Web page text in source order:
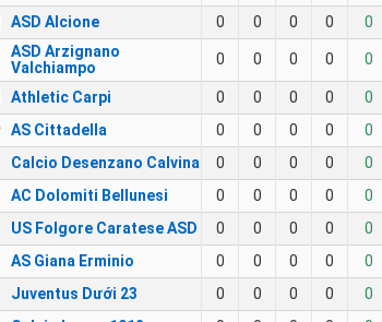
ASD Alcione 0 0 0 0 0
ASD Arzignano
Valchiampo
0 0 0 0 0
Athletic Carpi 0 0 0 0 0
AS Cittadella 0 0 0 0 0
Calcio Desenzano Calvina 0 0 0 0 0
AC Dolomiti Bellunesi 0 0 0 0 0
US Folgore Caratese ASD 0 0 0 0 0
AS Giana Erminio 0 0 0 0 0
Juventus Dưới 23 0 0 0 0 0